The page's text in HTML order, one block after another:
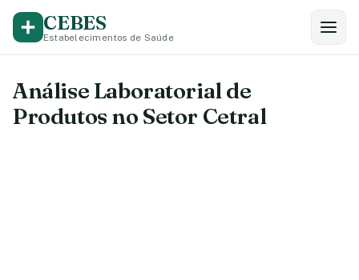
CEBES
Estabelecimentos de Saúde
Análise Laboratorial de
Produtos no Setor Cetral